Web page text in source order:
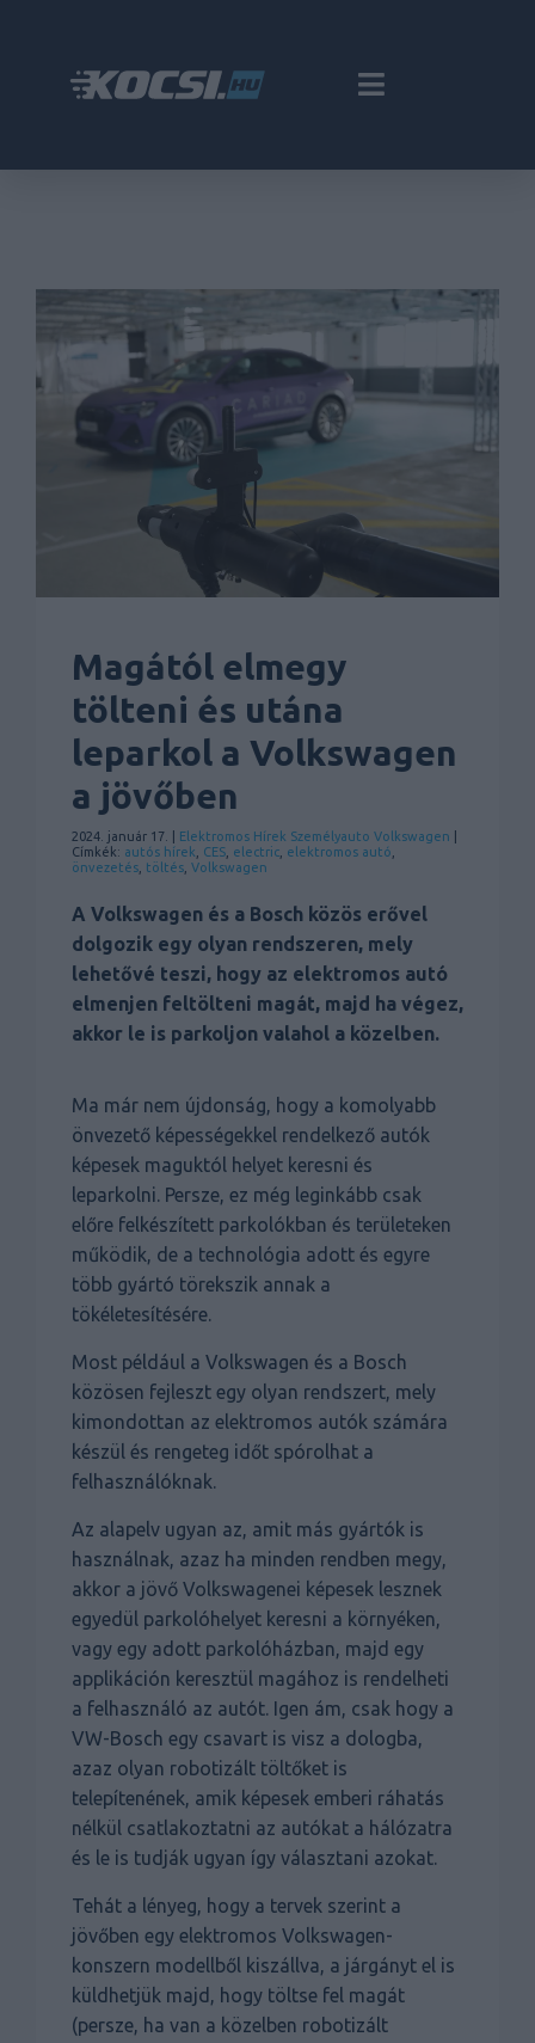
Magától elmegy
tölteni és utána
leparkol a Volkswagen
a jövőben
2024. január 17. | Elektromos Hírek Személyauto Volkswagen
Címkék: autós hírek CES electric elektromos autó
önvezetés
töltés Volkswagen
A Volkswagen és a Bosch közös erővel
dolgozik egy olyan rendszeren, mely
lehetővé teszi, hogy az elektromos autó
elmenjen feltölteni magát, majd ha végez,
akkor le is parkoljon valahol a közelben.
Ma már nem újdonság, hogy a komolyabb
önvezető képességekkel rendelkező autók
képesek maguktól helyet keresni és
leparkolni. Persze, ez még leginkább csak
előre felkészített parkolókban és területeken
működik, de a technológia adott és egyre
több gyártó törekszik annak a
tökéletesítésére.
Most például a Volkswagen és a Bosch
közösen fejleszt egy olyan rendszert, mely
kimondottan az elektromos autók számára
készül és rengeteg időt spórolhat a
felhasználóknak.
Az alapelv ugyan az, amit más gyártók is
használnak, azaz ha minden rendben megy,
akkor a jövő Volkswagenei képesek lesznek
egyedül parkolóhelyet keresni a környéken,
vagy egy adott parkolóházban, majd egy
applikáción keresztül magához is rendelheti
a felhasználó az autót. Igen ám, csak hogy a
VW-Bosch egy csavart is visz a dologba,
azaz olyan robotizált töltőket is
telepítenének, amik képesek emberi ráhatás
nélkül csatlakoztatni az autókat a hálózatra
és le is tudják ugyan így választani azokat.
Tehát a lényeg, hogy a tervek szerint a
jövőben egy elektromos Volkswagen-
konszern modellből kiszállva, a járgányt el is
küldhetjük majd, hogy töltse fel magát
(persze, ha van a közelben robotizált